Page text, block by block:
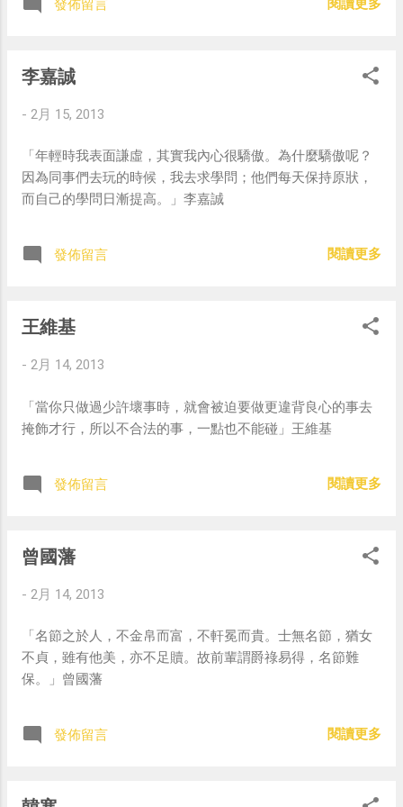
發佈留言
李嘉誠
- 2月 15, 2013
「年輕時我表面謙虛，其實我內心很驕傲。為什麼驕傲呢？
因為同事們去玩的時候，我去求學問；他們每天保持原狀，
而自己的學問日漸提高。」李嘉誠
發佈留言 閱讀更多
王維基
- 2月 14, 2013
「當你只做過少許壞事時，就會被迫要做更違背良心的事去
掩飾才行，所以不合法的事，一點也不能碰」王維基
發佈留言 閱讀更多
曾國藩
- 2月 14, 2013
「名節之於人，不金帛而富，不軒冕而貴。士無名節，猶女
不貞，雖有他美，亦不足贖。故前輩謂爵祿易得，名節難
保。」曾國藩
發佈留言 閱讀更多